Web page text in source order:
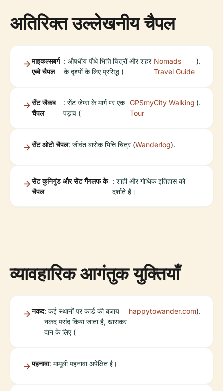
अतिरिक्त उल्लेखनीय चैपल
माइकल्सबर्ग
एब्बे चैपल
: औषधीय पौधे भित्ति चित्रों और शहर
के दृश्यों के लिए प्रसिद्ध (
Nomads
Travel Guide
).
सेंट जैकब
चैपल
: सेंट जेम्स के मार्ग पर एक
पड़ाव (
GPSmyCity Walking
Tour
).
सेंट ओटो चैपल: जीवंत बारोक भित्ति चित्र (Wanderlog).
सेंट कुनिगुंड और सेंट गैंगलफ के
चैपल
: शाही और गोथिक इतिहास को
दर्शाते हैं।
व्यावहारिक आगंतुक युक्तियाँ
नकद: कई स्थानों पर कार्ड की बजाय
नकद पसंद किया जाता है, खासकर
दान के लिए (
happytowander.com).
पहनावा: मामूली पहनावा अपेक्षित है।